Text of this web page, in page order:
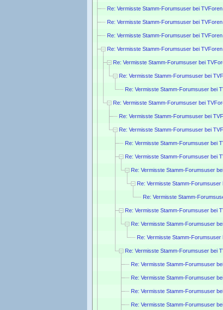
Re: Vermisste Stamm-Forumsuser bei
Re: Vermisste Stamm-Forumsuser bei
Re: Vermisste Stamm-Forumsuser bei
Re: Vermisste Stamm-Forumsuser bei
Re: Vermisste Stamm-Forumsuser bei
Re: Vermisste Stamm-Forumsuser bei
Re: Vermisste Stamm-Forumsuser bei
Re: Vermisste Stamm-Forumsuser bei
Re: Vermisste Stamm-Forumsuser bei
Re: Vermisste Stamm-Forumsuser bei
Re: Vermisste Stamm-Forumsuser bei
Re: Vermisste Stamm-Forumsuser bei
Re: Vermisste Stamm-Forumsuser
Re: Vermisste Stamm-Forumsuser
Re: Vermisste Stamm-
Re: Vermisste Stamm-Forumsuser bei
Re: Vermisste Stamm-Forumsuser
Re: Vermisste Stamm-Forumsuser
Re: Vermisste Stamm-Forumsuser bei
Re: Vermisste Stamm-Forumsuser
Re: Vermisste Stamm-Forumsuser
Re: Vermisste Stamm-Forumsuser
Re: Vermisste Stamm-Forumsuser